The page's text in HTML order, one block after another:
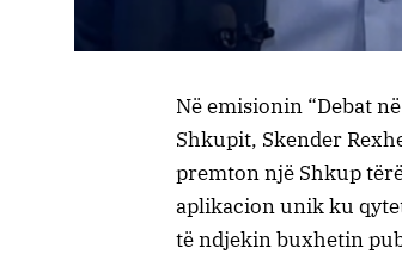
Në emisionin “Debat
Shkupit, Skender
premton një Shkup
aplikacion unik ku
të ndjekin buxhetin